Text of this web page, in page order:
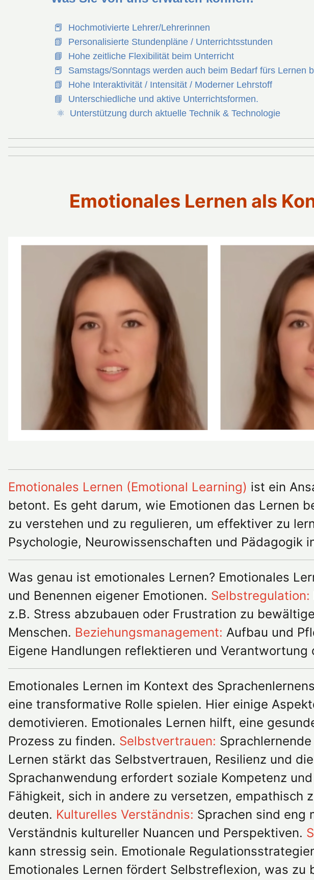
📕 Hochmotivierte Lehrer/Lehrerinnen
📗 Personalisierte Stundenpläne / Unterrichtsstunden
📘 Hohe zeitliche Flexibilität beim Unterricht
📕 Samstags/Sonntags werden auch beim Bedarf fürs Lernen
📗 Hohe Interaktivität / Intensität / Moderner Lehrstoff
📘 Unterschiedliche und aktive Unterrichtsformen.
⚛ Unterstützung durch aktuelle Technik & Technologie
Emotionales Lernen als
Emotionales Lernen (Emotional Learning) ist ein
betont. Es geht darum, wie Emotionen das Lernen
zu verstehen und zu regulieren, um effektiver zu
Psychologie, Neurowissenschaften und Pädagogik
Was genau ist emotionales Lernen? Emotionales
und Benennen eigener Emotionen. Selbstregulation:
z.B. Stress abzubauen oder Frustration zu
Menschen. Beziehungsmanagement: Aufbau und
Eigene Handlungen reflektieren und Verantwortung
Emotionales Lernen im Kontext des
eine transformative Rolle spielen. Hier einige
demotivieren. Emotionales Lernen hilft, eine
Prozess zu finden. Selbstvertrauen:
Lernen stärkt das Selbstvertrauen, Resilienz und
Sprachanwendung erfordert soziale Kompetenz
Fähigkeit, sich in andere zu versetzen, empathisch
deuten. Kulturelles Verständnis: Sprachen sind eng
Verständnis kultureller Nuancen und Perspektiven.
kann stressig sein. Emotionale
Emotionales Lernen fördert Selbstreflexion, was